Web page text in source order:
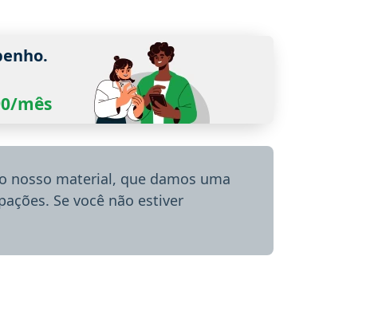
mês
nosso material, que damos uma
Se você não estiver